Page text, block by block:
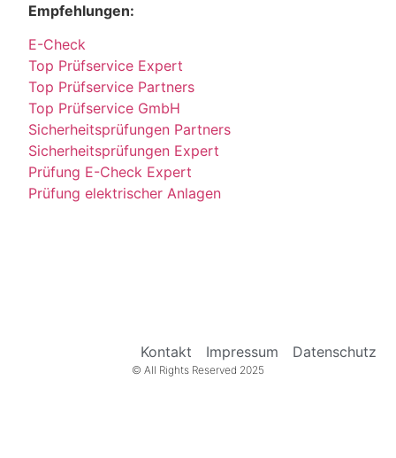
Empfehlungen:
E-Check
Top Prüfservice Expert
Top Prüfservice Partners
Top Prüfservice GmbH
Sicherheitsprüfungen Partners
Sicherheitsprüfungen Expert
Prüfung E-Check Expert
Prüfung elektrischer Anlagen
Kontakt Impressum Datenschutz
© All Rights Reserved 2025